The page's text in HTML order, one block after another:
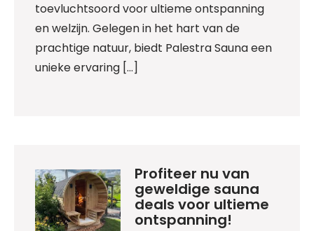
toevluchtsoord voor ultieme ontspanning
en welzijn. Gelegen in het hart van de
prachtige natuur, biedt Palestra Sauna een
unieke ervaring […]
Profiteer nu van
geweldige sauna
deals voor ultieme
ontspanning!